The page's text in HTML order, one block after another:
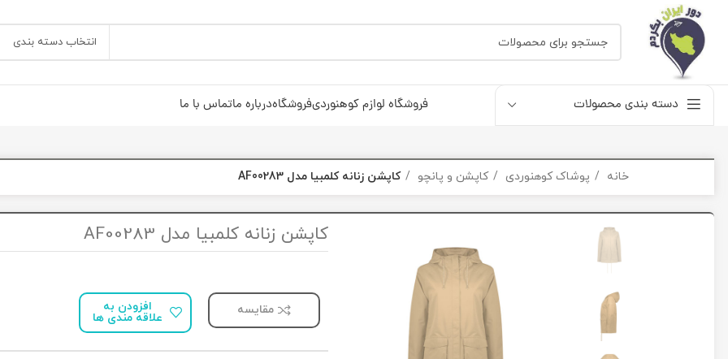
انتخاب دسته بندی
دسته بندی محصولات فروشگاه لوازم کوهنوردیفروشگاهدرباره ماتماس با ما
خانه پوشاک کوهنوردی کاپشن و پانچو کاپشن زنانه کلمبیا مدل AF00283
کاپشن زنانه کلمبیا مدل AF00283
مقایسه افزودن به
علاقه مندی ها